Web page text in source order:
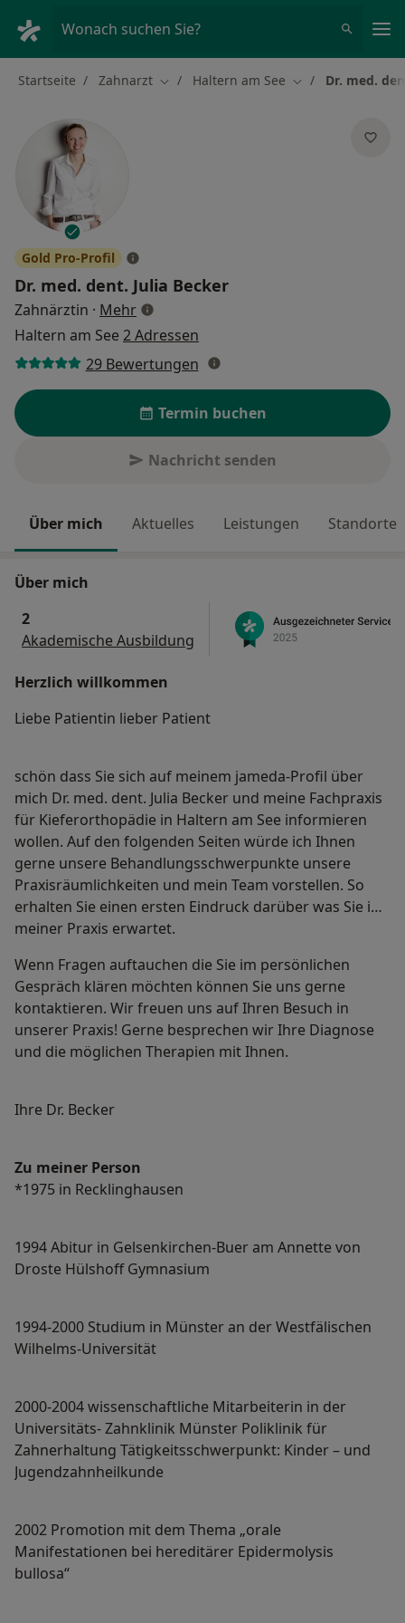
Wonach suchen Sie?
Startseite Zahnarzt Stadt ändern
Haltern am See Stadt ändern
Dr. med.
Gold Pro-Profil
Dr. med. dent. Julia Becker
Zahnärztin · Mehrüber Spezialisierungen
Haltern am See 2 Adressen
29 Bewertungen
Termin buchen
Nachricht senden
Über mich Aktuelles Leistungen Standorte
Über mich
2
Akademische Ausbildung
Herzlich willkommen
Liebe Patientin lieber Patient
schön dass Sie sich auf meinem jameda-Profil über
mich Dr. med. dent. Julia Becker und meine Fachpraxis
für Kieferorthopädie in Haltern am See informieren
wollen. Auf den folgenden Seiten würde ich Ihnen
gerne unsere Behandlungsschwerpunkte unsere
Praxisräumlichkeiten und mein Team vorstellen. So
erhalten Sie einen ersten Eindruck darüber was Sie in
meiner Praxis erwartet.
Wenn Fragen auftauchen die Sie im persönlichen
Gespräch klären möchten können Sie uns gerne
kontaktieren. Wir freuen uns auf Ihren Besuch in
unserer Praxis! Gerne besprechen wir Ihre Diagnose
und die möglichen Therapien mit Ihnen.
Ihre Dr. Becker
Zu meiner Person
*1975 in Recklinghausen
1994 Abitur in Gelsenkirchen-Buer am Annette von
Droste Hülshoff Gymnasium
1994-2000 Studium in Münster an der Westfälischen
Wilhelms-Universität
2000-2004 wissenschaftliche Mitarbeiterin in der
Universitäts- Zahnklinik Münster Poliklinik für
Zahnerhaltung Tätigkeitsschwerpunkt: Kinder – und
Jugendzahnheilkunde
2002 Promotion mit dem Thema „orale
Manifestationen bei hereditärer Epidermolysis
bullosa“